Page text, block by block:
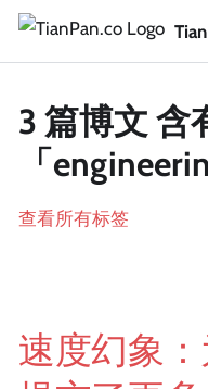
3 篇博文 含
「
查看所有标签
速度幻象